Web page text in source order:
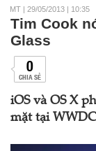
MT | 29/05/2013 | 10:35
Tim Cook
Glass
0
CHIA SẺ
iOS và OS X
mặt tại WWDC